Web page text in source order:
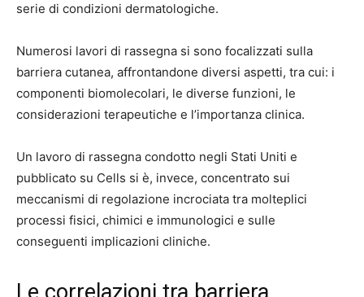
serie di condizioni dermatologiche.
Numerosi lavori di rassegna si sono focalizzati sulla
barriera cutanea, affrontandone diversi aspetti, tra cui: i
componenti biomolecolari, le diverse funzioni, le
considerazioni terapeutiche e l’importanza clinica.
Un lavoro di rassegna condotto negli Stati Uniti e
pubblicato su Cells si è, invece, concentrato sui
meccanismi di regolazione incrociata tra molteplici
processi fisici, chimici e immunologici e sulle
conseguenti implicazioni cliniche.